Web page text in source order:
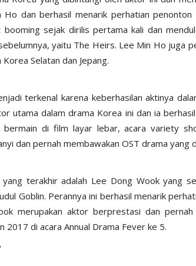
dan berhasil menarik perhatian
sejak dirilis pertama kali dan
yaitu The Heirs. Lee Min Ho juga
Selatan dan Jepang.
terkenal karena keberhasilan aktinya
utama dalam drama Korea ini dan ia
di film layar lebar, acara variety
dan pernah membawakan OST drama yang
terakhir adalah Lee Dong Wook yang
Goblin. Perannya ini berhasil menarik
merupakan aktor berprestasi dan
di acara Annual Drama Fever ke 5.